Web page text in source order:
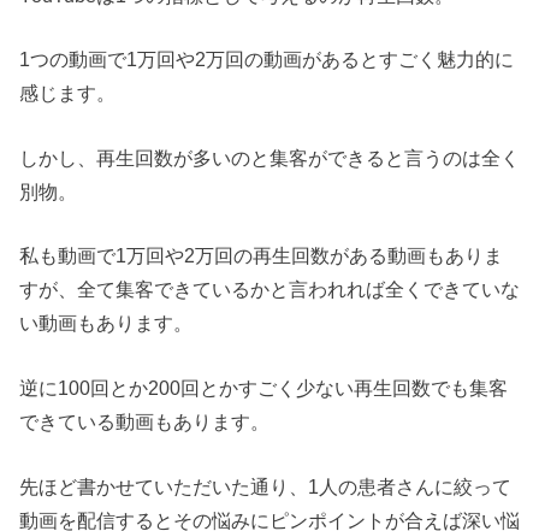
1つの動画で1万回や2万回の動画があるとすごく魅力的に
感じます。
しかし、再生回数が多いのと集客ができると言うのは全く
別物。
私も動画で1万回や2万回の再生回数がある動画もありま
すが、全て集客できているかと言われれば全くできていな
い動画もあります。
逆に100回とか200回とかすごく少ない再生回数でも集客
できている動画もあります。
先ほど書かせていただいた通り、1人の患者さんに絞って
動画を配信するとその悩みにピンポイントが合えば深い悩